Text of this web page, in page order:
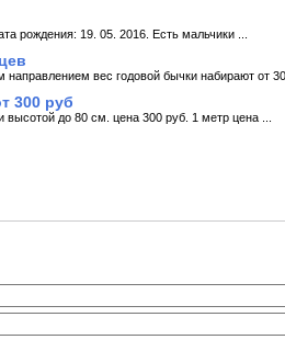
рождения: 19. 05. 2016. Есть мальчики ...
вес годовой бычки набирают от
300 руб
до 80 см. цена 300 руб. 1 метр цена ...